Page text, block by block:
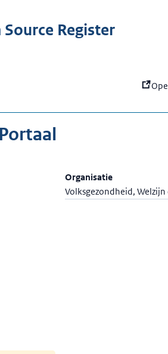
Source Register:
Organisatie
Volksgezondheid, Welzijn